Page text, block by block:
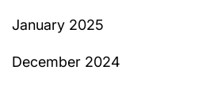
January 2025
December 2024